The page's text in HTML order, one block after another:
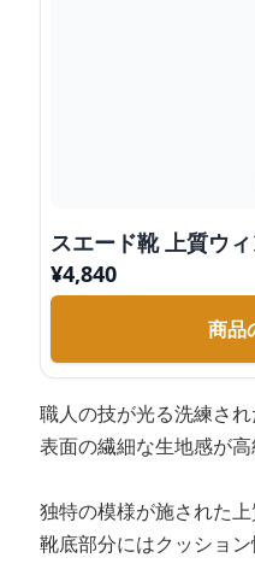
スエード靴 上質ウ
¥4,840
商品
職人の技が光る洗練さ
表面の繊細な生地感が
独特の模様が施された
靴底部分にはクッショ